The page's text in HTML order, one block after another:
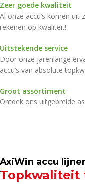
Zeer goede kwaliteit
Al onze accu’s komen uit
rekenen op kwaliteit!
Uitstekende service
Door onze jarenlange
accu’s van absolute
Groot assortiment
Ontdek ons uitgebreide
AxiWin accu
Topkwaliteit